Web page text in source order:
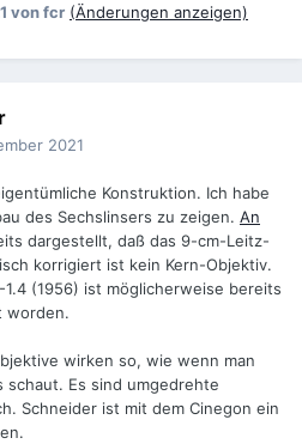
von fcr (Änderungen anzeigen)
2021
Konstruktion. Ich habe
des Sechslinsers zu zeigen. An
dargestellt, daß das 9-cm-Leitz-
korrigiert ist kein Kern-Objektiv.
(1956) ist möglicherweise bereits
worden.
wirken so, wie wenn man
schaut. Es sind umgedrehte
Schneider ist mit dem Cinegon ein